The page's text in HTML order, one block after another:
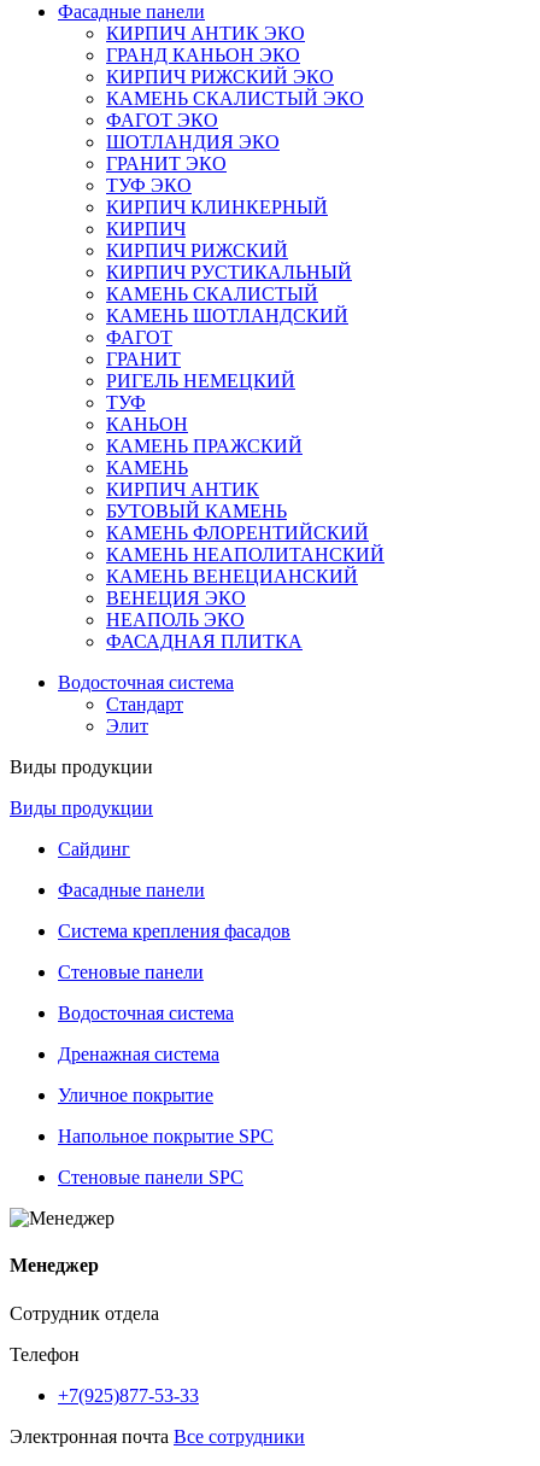
Фасадные панели
КИРПИЧ АНТИК ЭКО
ГРАНД КАНЬОН ЭКО
КИРПИЧ РИЖСКИЙ ЭКО
КАМЕНЬ СКАЛИСТЫЙ ЭКО
ФАГОТ ЭКО
ШОТЛАНДИЯ ЭКО
ГРАНИТ ЭКО
ТУФ ЭКО
КИРПИЧ КЛИНКЕРНЫЙ
КИРПИЧ
КИРПИЧ РИЖСКИЙ
КИРПИЧ РУСТИКАЛЬНЫЙ
КАМЕНЬ СКАЛИСТЫЙ
КАМЕНЬ ШОТЛАНДСКИЙ
ФАГОТ
ГРАНИТ
РИГЕЛЬ НЕМЕЦКИЙ
ТУФ
КАНЬОН
КАМЕНЬ ПРАЖСКИЙ
КАМЕНЬ
КИРПИЧ АНТИК
БУТОВЫЙ КАМЕНЬ
КАМЕНЬ ФЛОРЕНТИЙСКИЙ
КАМЕНЬ НЕАПОЛИТАНСКИЙ
КАМЕНЬ ВЕНЕЦИАНСКИЙ
ВЕНЕЦИЯ ЭКО
НЕАПОЛЬ ЭКО
ФАСАДНАЯ ПЛИТКА
Водосточная система
Стандарт
Элит
Виды продукции
Виды продукции
Сайдинг
Фасадные панели
Система крепления фасадов
Стеновые панели
Водосточная система
Дренажная система
Уличное покрытие
Напольное покрытие SPC
Стеновые панели SPC
Менеджер
Сотрудник отдела
Телефон
+7(925)877-53-33
Электронная почта Все сотрудники